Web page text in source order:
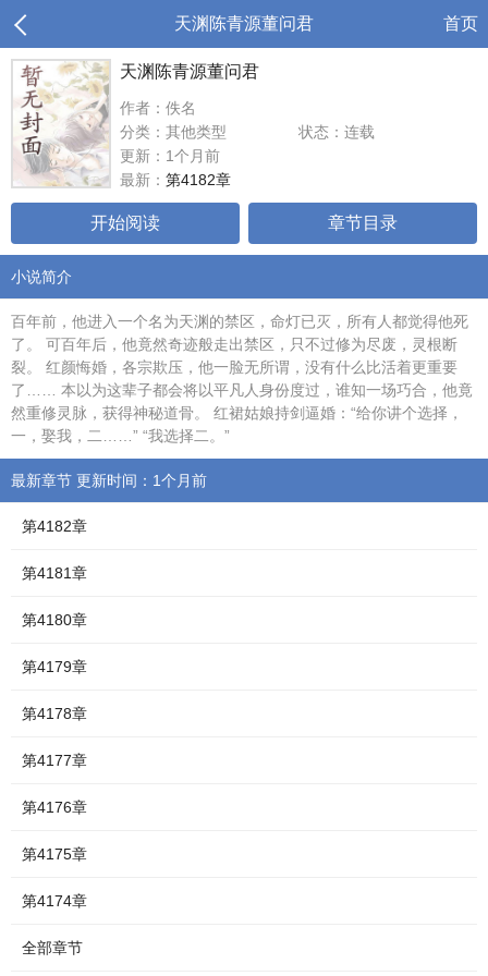
天渊陈青源董问君 首页
天渊陈青源董问君
作者：佚名
分类：其他类型
状态：连载
更新：1个月前
最新： 第4182章
开始阅读 章节目录
小说简介
百年前，他进入一个名为天渊的禁区，命灯已灭，所有人都觉得他死
了。 可百年后，他竟然奇迹般走出禁区，只不过修为尽废，灵根断
裂。 红颜悔婚，各宗欺压，他一脸无所谓，没有什么比活着更重要
了…… 本以为这辈子都会将以平凡人身份度过，谁知一场巧合，他竟
然重修灵脉，获得神秘道骨。 红裙姑娘持剑逼婚：“给你讲个选择，
一，娶我，二……” “我选择二。”
最新章节 更新时间：1个月前
第4182章
第4181章
第4180章
第4179章
第4178章
第4177章
第4176章
第4175章
第4174章
全部章节